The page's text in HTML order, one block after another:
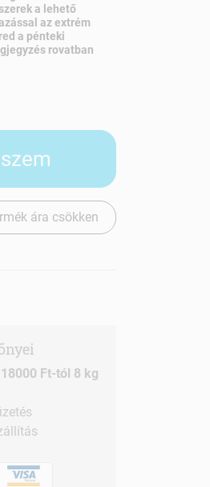
a lehető
az extrém
a pénteki
rovatban
ára csökken
Ft-tól 8 kg